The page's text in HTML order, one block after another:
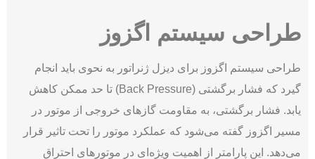
طراحی سیستم اگزوز
طراحی سیستم اگزوز برای دیزل ژنراتور به نحوی باید انجام
گیرد که فشار برگشتی (Back Pressure) تا حد ممکن کاهش
یابد. فشار برگشتی، به مقاومت گازهای خروجی از موتور در
مسیر اگزوز گفته می‌­شود که عملکرد موتور را تحت تاثیر قرار
می‌­دهد. این پارامتر از اهمیت ویژه‌ای در موتورهای احتراق